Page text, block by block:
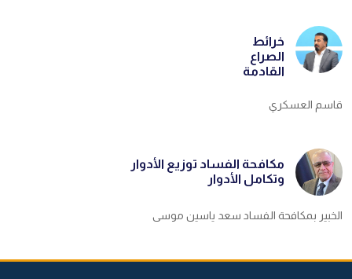
خرائط
الصراع
القادمة
قاسم العسكري
مكافحة الفساد توزيع الأدوار
وتكامل الأدوار
الخبير بمكافحة الفساد سعد ياسين موسى